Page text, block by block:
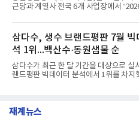
세대들로(과장~계장) 구성된 자율 참여
반에 전파하는 역할
근당과 계열사 전국 6개 사업장에서
인은 장마와 폭염, 여름휴가 등으로 헌혈
드는 시기에 안정적 혈액 수급에 기여하
문화를 확산하기 위해 마련됐다.캠페인
안공장을 시작으로 ▲효종연구소 ▲종근
산공장 ▲경보제약 아산본사 ▲종근당건
▲종근당 본사 등 전국 6개 사업장에서
으로 이어졌다.캠페인 기간에는 임직원
증을 한국백혈병
삼다수, 생수 브랜드평판 7월 빅
석 1위...백산수·동원샘물 순
삼다수가 최근 한 달 기간을 대상으로 실
랜드평판 빅데이터 분석에서 1위를 차지
까지 수집된 소비자 빅데이터 3,702,555
재계뉴스